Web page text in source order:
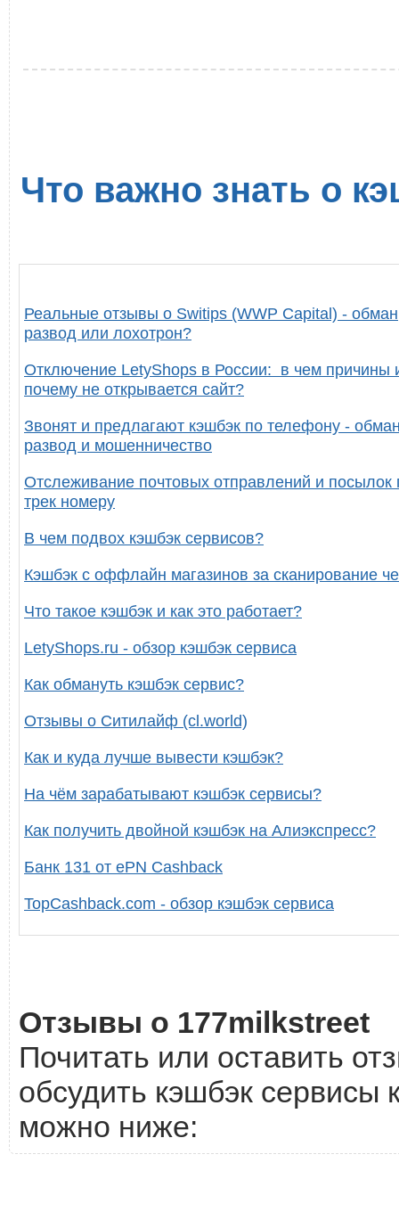
Что важно знать о
Реальные отзывы о Switips (WWP Capital) -
развод или лохотрон?
Отключение LetyShops в России: в чем причины
почему не открывается сайт?
Звонят и предлагают кэшбэк по телефону -
развод и мошенничество
Отслеживание почтовых отправлений и посылок
трек номеру
В чем подвох кэшбэк сервисов?
Кэшбэк с оффлайн магазинов за сканирование
Что такое кэшбэк и как это работает?
LetyShops.ru - обзор кэшбэк сервиса
Как обмануть кэшбэк сервис?
Отзывы о Ситилайф (cl.world)
Как и куда лучше вывести кэшбэк?
На чём зарабатывают кэшбэк сервисы?
Как получить двойной кэшбэк на Алиэкспресс?
Банк 131 от ePN Cashback
TopCashback.com - обзор кэшбэк сервиса
Отзывы о 177milkstreet
Почитать или оставить
обсудить кэшбэк сервисы
можно ниже: